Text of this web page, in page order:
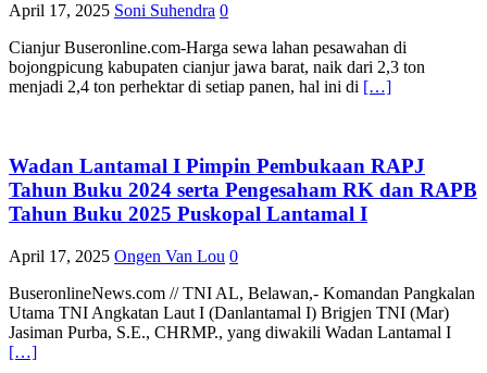
April 17, 2025 Soni Suhendra 0
Cianjur Buseronline.com-Harga sewa lahan pesawahan di
bojongpicung kabupaten cianjur jawa barat, naik dari 2,3 ton
menjadi 2,4 ton perhektar di setiap panen, hal ini di […]
Wadan Lantamal I Pimpin Pembukaan RAPJ
Tahun Buku 2024 serta Pengesaham RK dan RAPB
Tahun Buku 2025 Puskopal Lantamal I
April 17, 2025 Ongen Van Lou 0
BuseronlineNews.com // TNI AL, Belawan,- Komandan Pangkalan
Utama TNI Angkatan Laut I (Danlantamal I) Brigjen TNI (Mar)
Jasiman Purba, S.E., CHRMP., yang diwakili Wadan Lantamal I
[…]